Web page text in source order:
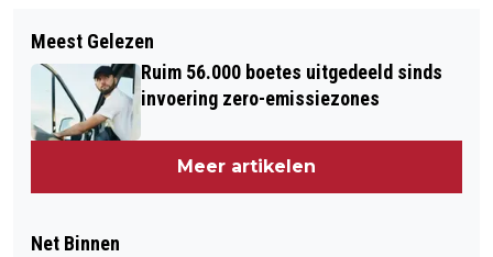
Meest Gelezen
Ruim 56.000 boetes uitgedeeld sinds
invoering zero-emissiezones
Meer artikelen
Net Binnen